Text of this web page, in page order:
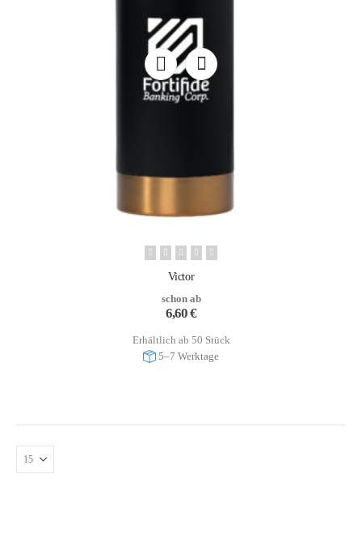
Victor
schon ab
6,60€
Erhältlich ab 50 Stück
5–7 Werktage